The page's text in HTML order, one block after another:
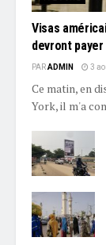
Visas
devront
PARADMIN 3
Ce matin, en
York, il m'a